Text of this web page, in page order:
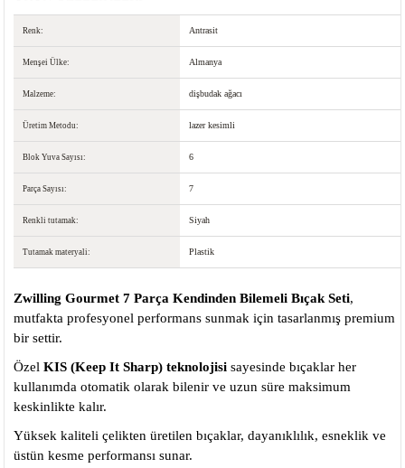
Renk: Antrasit
Menşei Ülke: Almanya
Malzeme: dişbudak ağacı
Üretim Metodu: lazer kesimli
Blok Yuva Sayısı: 6
Parça Sayısı: 7
Renkli tutamak: Siyah
Tutamak materyali: Plastik
Zwilling Gourmet 7 Parça Kendinden Bilemeli Bıçak Seti,
mutfakta profesyonel performans sunmak için tasarlanmış premium
bir settir.
Özel KIS (Keep It Sharp) teknolojisi sayesinde bıçaklar her
kullanımda otomatik olarak bilenir ve uzun süre maksimum
keskinlikte kalır.
Yüksek kaliteli çelikten üretilen bıçaklar, dayanıklılık, esneklik ve
üstün kesme performansı sunar.